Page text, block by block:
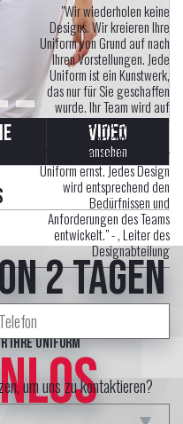
VIDEO
ansehen
"Wir wiederholen keine
Designs. Wir kreieren Ihre
Uniform von Grund auf nach
Ihren Vorstellungen. Jede
Uniform ist ein Kunstwerk,
das nur für Sie geschaffen
wurde. Ihr Team wird auf
dem Spielfeld einzigartig
sein. Das garantieren wir!
Wir nehmen das Design der
Uniform ernst. Jedes Design
wird entsprechend den
Bedürfnissen und
Anforderungen des Teams
entwickelt." -, Leiter des
Designabteilung
2 Tagen
Designer
Ihre Uniform
um uns zu kontaktieren?